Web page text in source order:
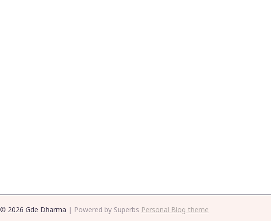
© 2026 Gde Dharma | Powered by Superbs Personal Blog theme